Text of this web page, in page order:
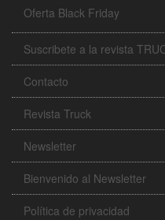
Oferta Black Friday
Suscribete a la revista
Contacto
Revista Truck
Newsletter
Bienvenido al Newsletter
Política de privacidad